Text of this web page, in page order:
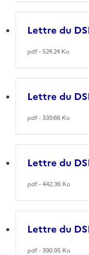
Lettre du
pdf - 524.24 Ko
Lettre du
pdf - 339.66 Ko
Lettre du
pdf - 442.36 Ko
Lettre du
pdf - 390.95 Ko